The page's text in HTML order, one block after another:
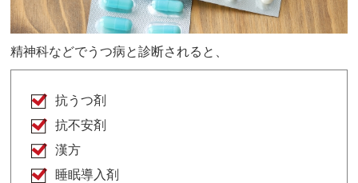
精神科などでうつ病と診断されると、
抗うつ剤
抗不安剤
漢方
睡眠導入剤